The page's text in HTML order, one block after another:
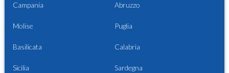
Campania Abruzzo
Molise Puglia
Basilicata Calabria
Sicilia Sardegna